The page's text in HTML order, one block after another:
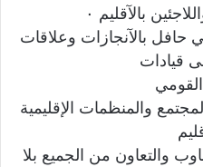
بالآقليم ٠
بالآنجازات وعلاقات
قيادات
والمنظمات الإقليمية
والتعاون من الجميع بلا